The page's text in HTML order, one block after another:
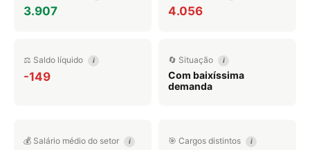
3.907 4.056
⚖️ Saldo líquido i
-149
🔄 Situação i
Com baixíssima
demanda
💰 Salário médio do setor i 🎯 Cargos distintos i